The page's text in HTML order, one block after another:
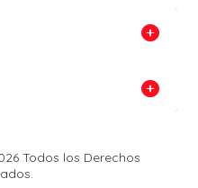
Todos los Derechos